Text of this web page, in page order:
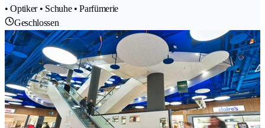
• Optiker • Schuhe • Parfümerie
Geschlossen